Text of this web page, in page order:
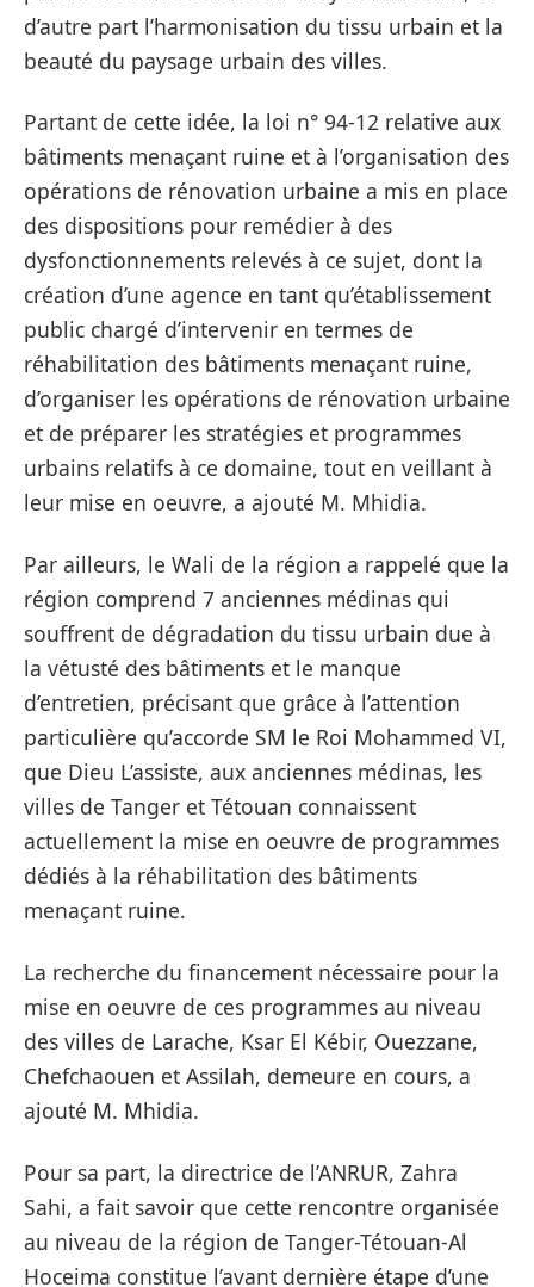
d’autre part l’harmonisation du tissu urbain et la
beauté du paysage urbain des villes.
Partant de cette idée, la loi n° 94-12 relative aux
bâtiments menaçant ruine et à l’organisation des
opérations de rénovation urbaine a mis en place
des dispositions pour remédier à des
dysfonctionnements relevés à ce sujet, dont la
création d’une agence en tant qu’établissement
public chargé d’intervenir en termes de
réhabilitation des bâtiments menaçant ruine,
d’organiser les opérations de rénovation urbaine
et de préparer les stratégies et programmes
urbains relatifs à ce domaine, tout en veillant à
leur mise en oeuvre, a ajouté M. Mhidia.
Par ailleurs, le Wali de la région a rappelé que la
région comprend 7 anciennes médinas qui
souffrent de dégradation du tissu urbain due à
la vétusté des bâtiments et le manque
d’entretien, précisant que grâce à l’attention
particulière qu’accorde SM le Roi Mohammed VI,
que Dieu L’assiste, aux anciennes médinas, les
villes de Tanger et Tétouan connaissent
actuellement la mise en oeuvre de programmes
dédiés à la réhabilitation des bâtiments
menaçant ruine.
La recherche du financement nécessaire pour la
mise en oeuvre de ces programmes au niveau
des villes de Larache, Ksar El Kébir, Ouezzane,
Chefchaouen et Assilah, demeure en cours, a
ajouté M. Mhidia.
Pour sa part, la directrice de l’ANRUR, Zahra
Sahi, a fait savoir que cette rencontre organisée
au niveau de la région de Tanger-Tétouan-Al
Hoceima constitue l’avant dernière étape d’une